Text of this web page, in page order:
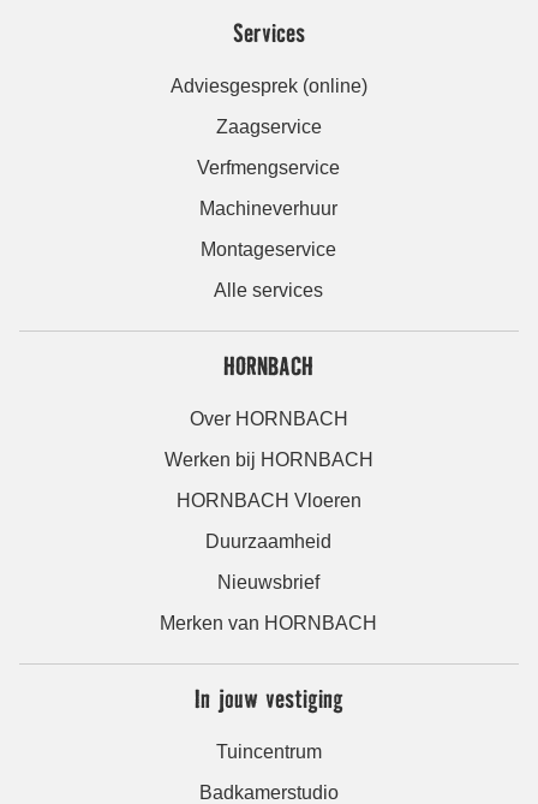
Services
Adviesgesprek (online)
Zaagservice
Verfmengservice
Machineverhuur
Montageservice
Alle services
HORNBACH
Over HORNBACH
Werken bij HORNBACH
HORNBACH Vloeren
Duurzaamheid
Nieuwsbrief
Merken van HORNBACH
In jouw vestiging
Tuincentrum
Badkamerstudio